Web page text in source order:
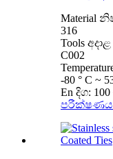
Material
316
Tools
C002
-80 ° C ~
En දිග: